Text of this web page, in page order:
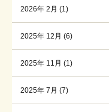
2026年 2月 (1)
2025年 12月 (6)
2025年 11月 (1)
2025年 7月 (7)